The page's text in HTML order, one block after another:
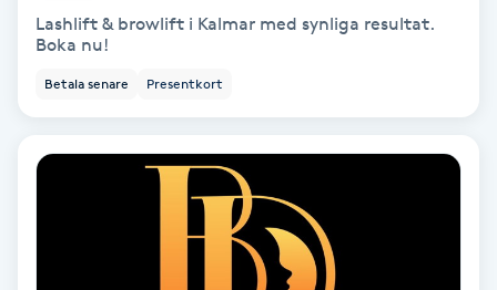
Fransförlängning Volym
Fransrengöring
Lashlift & browlift i Kalmar med synliga resultat.
Boka nu!
Betala senare Presentkort